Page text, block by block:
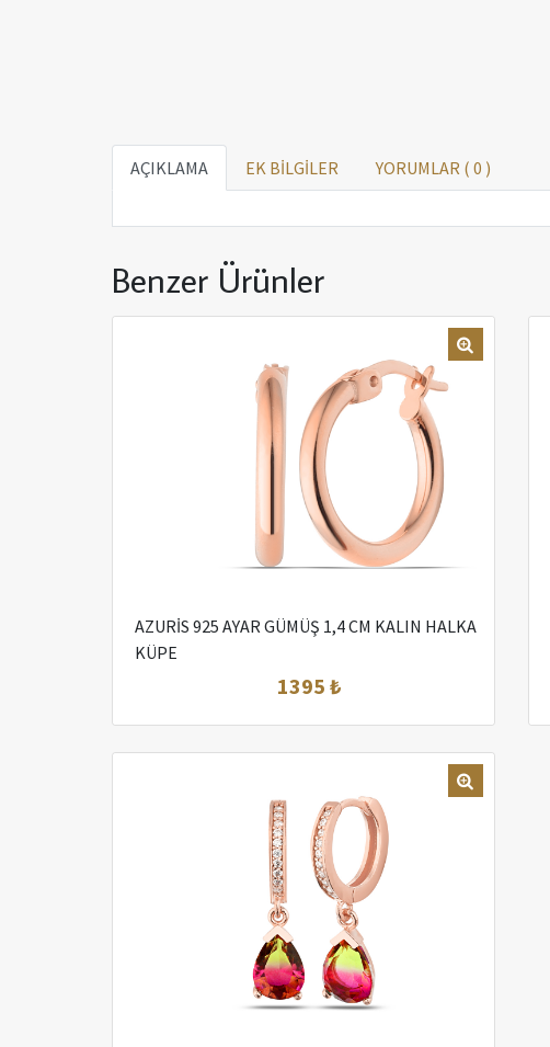
AÇIKLAMA EK BİLGİLER YORUMLAR ( 0 )
Benzer Ürünler
AZURİS 925 AYAR GÜMÜŞ 1,4 CM KALIN HALKA
KÜPE
1395 ₺